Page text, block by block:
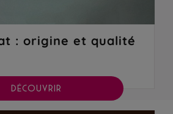
: origine et qualité
DÉCOUVRIR